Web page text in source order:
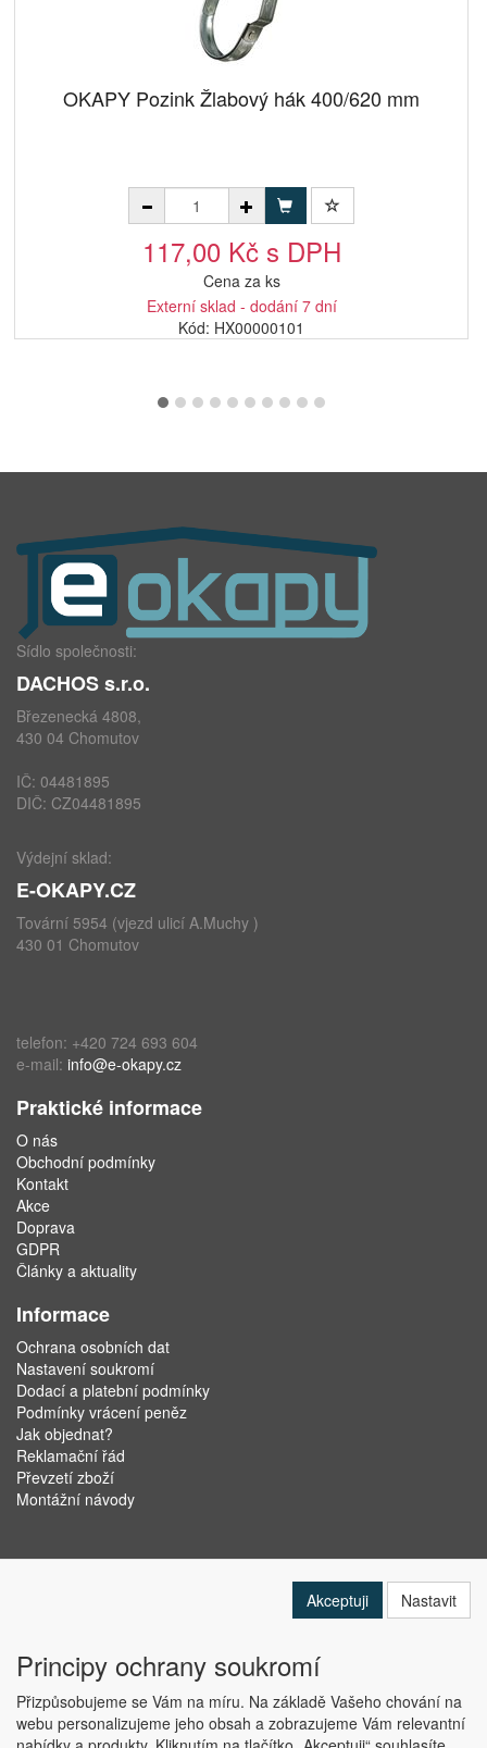
OKAPY Pozink Žlabový hák 400/620 mm
117,00 Kč s DPH
Cena za ks
Externí sklad - dodání 7 dní
Kód: HX00000101
Sídlo společnosti:
DACHOS s.r.o.
Březenecká 4808,
430 04 Chomutov
IČ: 04481895
DIČ: CZ04481895
Výdejní sklad:
E-OKAPY.CZ
Tovární 5954 (vjezd ulicí A.Muchy )
430 01 Chomutov
telefon: +420 724 693 604
e-mail: info@e-okapy.cz
Praktické informace
O nás
Obchodní podmínky
Kontakt
Akce
Doprava
GDPR
Články a aktuality
Informace
Ochrana osobních dat
Nastavení soukromí
Dodací a platební podmínky
Podmínky vrácení peněz
Jak objednat?
Reklamační řád
Převzetí zboží
Montážní návody
Akceptuji Nastavit
Principy ochrany soukromí
Přizpůsobujeme se Vám na míru. Na základě Vašeho chování na
webu personalizujeme jeho obsah a zobrazujeme Vám relevantní